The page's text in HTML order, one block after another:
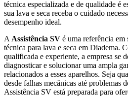
técnica especializada e de qualidade é
sua lava e seca receba o cuidado
desempenho ideal.
AAssistência SV é uma referência em
técnica para lava e seca em Diadema.
qualificada e experiente, a empresa se
diagnosticar e solucionar uma ampla
relacionados a esses aparelhos. Seja
desde falhas mecânicas até
Assistência SV está preparada para